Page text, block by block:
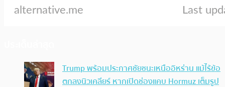
Trump พร้อมประกาศชัยชนะเหนืออิหร่าน แม้ไร้ข้อ
ตกลงนิวเคลียร์ หากเปิดช่องแคบ Hormuz เต็มรูป